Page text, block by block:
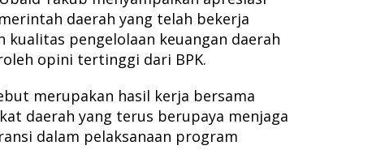
daerah yang telah bekerja
kualitas pengelolaan keuangan daerah
opini tertinggi dari BPK.
merupakan hasil kerja bersama
daerah yang terus berupaya menjaga
dalam pelaksanaan program
dan Pemda Halut
Pelayanan Kesehatan
Temuan Mengejutkan, Ratusan
RSUD Morotai dan Faskes sejak
2022